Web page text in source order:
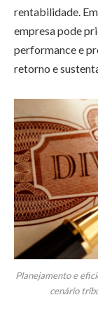
rentabilidade.
empresa pode
performance e
retorno e
Planejamento e
cenário